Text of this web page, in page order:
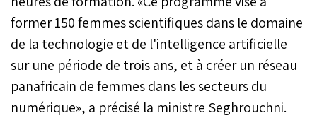
former 150 femmes scientifiques dans le domaine
de la technologie et de l'intelligence artificielle
sur une période de trois ans, et à créer un réseau
panafricain de femmes dans les secteurs du
numérique», a précisé la ministre Seghrouchni.